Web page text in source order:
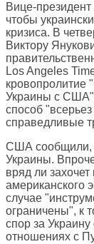
Вице-
чтобы
кризиса. В
Виктору
Los Angeles
кровопролитие
Украины с США",
способ
справедливые
США сообщили,
Украины.
вряд ли захочет
американского
случае
ограничены", к
спор за
отношениях с